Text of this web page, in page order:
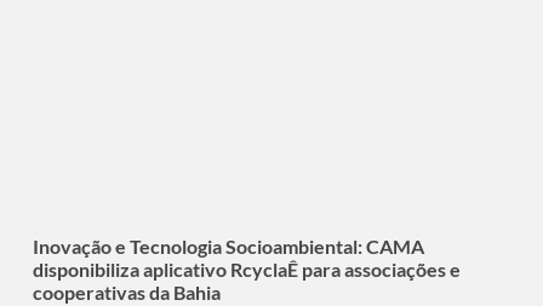
Inovação e Tecnologia Socioambiental: CAMA
disponibiliza aplicativo RcyclaÊ para associações e
cooperativas da Bahia